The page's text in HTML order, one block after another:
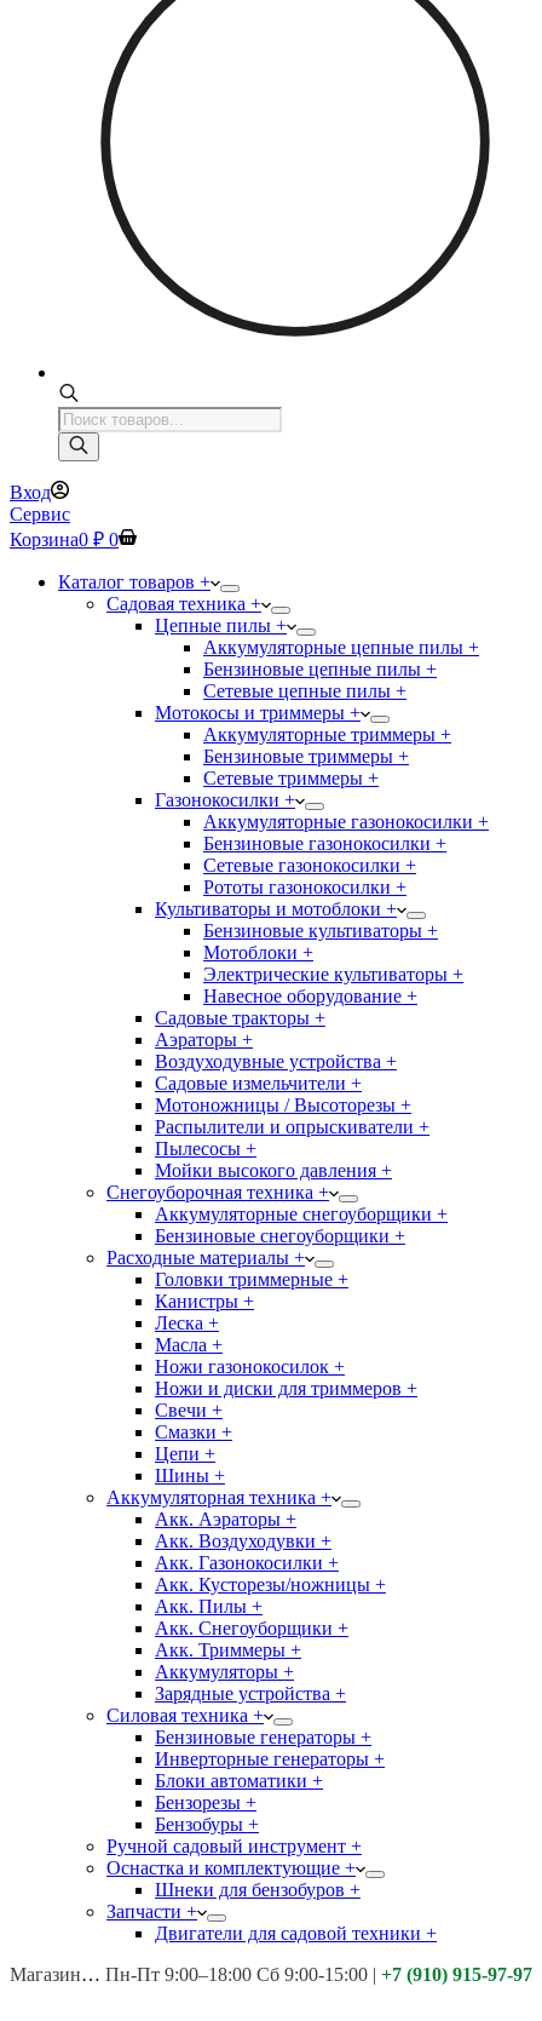
Поиск
товаров
Вход
Сервис
Корзина0 ₽ 0
Каталог товаров +
Садовая техника +
Цепные пилы +
Аккумуляторные цепные пилы +
Бензиновые цепные пилы +
Сетевые цепные пилы +
Мотокосы и триммеры +
Аккумуляторные триммеры +
Бензиновые триммеры +
Сетевые триммеры +
Газонокосилки +
Аккумуляторные газонокосилки +
Бензиновые газонокосилки +
Сетевые газонокосилки +
Рототы газонокосилки +
Культиваторы и мотоблоки +
Бензиновые культиваторы +
Мотоблоки +
Электрические культиваторы +
Навесное оборудование +
Садовые тракторы +
Аэраторы +
Воздуходувные устройства +
Садовые измельчители +
Мотоножницы / Высоторезы +
Распылители и опрыскиватели +
Пылесосы +
Мойки высокого давления +
Снегоуборочная техника +
Аккумуляторные снегоуборщики +
Бензиновые снегоуборщики +
Расходные материалы +
Головки триммерные +
Канистры +
Леска +
Масла +
Ножи газонокосилок +
Ножи и диски для триммеров +
Свечи +
Смазки +
Цепи +
Шины +
Аккумуляторная техника +
Акк. Аэраторы +
Акк. Воздуходувки +
Акк. Газонокосилки +
Акк. Кусторезы/ножницы +
Акк. Пилы +
Акк. Снегоуборщики +
Акк. Триммеры +
Аккумуляторы +
Зарядные устройства +
Силовая техника +
Бензиновые генераторы +
Инверторные генераторы +
Блоки автоматики +
Бензорезы +
Бензобуры +
Ручной садовый инструмент +
Оснастка и комплектующие +
Шнеки для бензобуров +
Запчасти +
Двигатели для садовой техники +
Магазины: Калуга ул. Московская д.113
Пн-Пт 9:00–18:00 Сб 9:00-15:00 | +7 (910) 915-97-97